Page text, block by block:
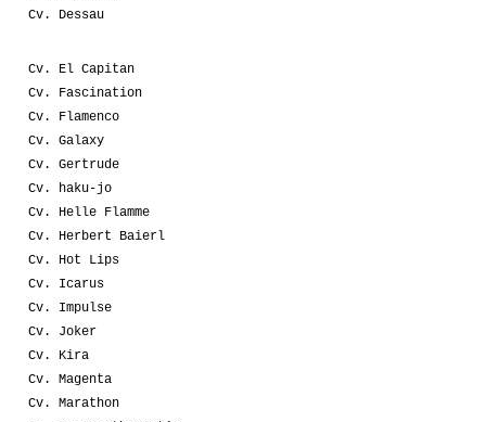
Cv. Dessau
Cv. El Capitan
Cv. Fascination
Cv. Flamenco
Cv. Galaxy
Cv. Gertrude
Cv. haku-jo
Cv. Helle Flamme
Cv. Herbert Baierl
Cv. Hot Lips
Cv. Icarus
Cv. Impulse
Cv. Joker
Cv. Kira
Cv. Magenta
Cv. Marathon